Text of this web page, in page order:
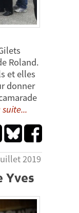
Roland.
et elles
donner
2019
Yves